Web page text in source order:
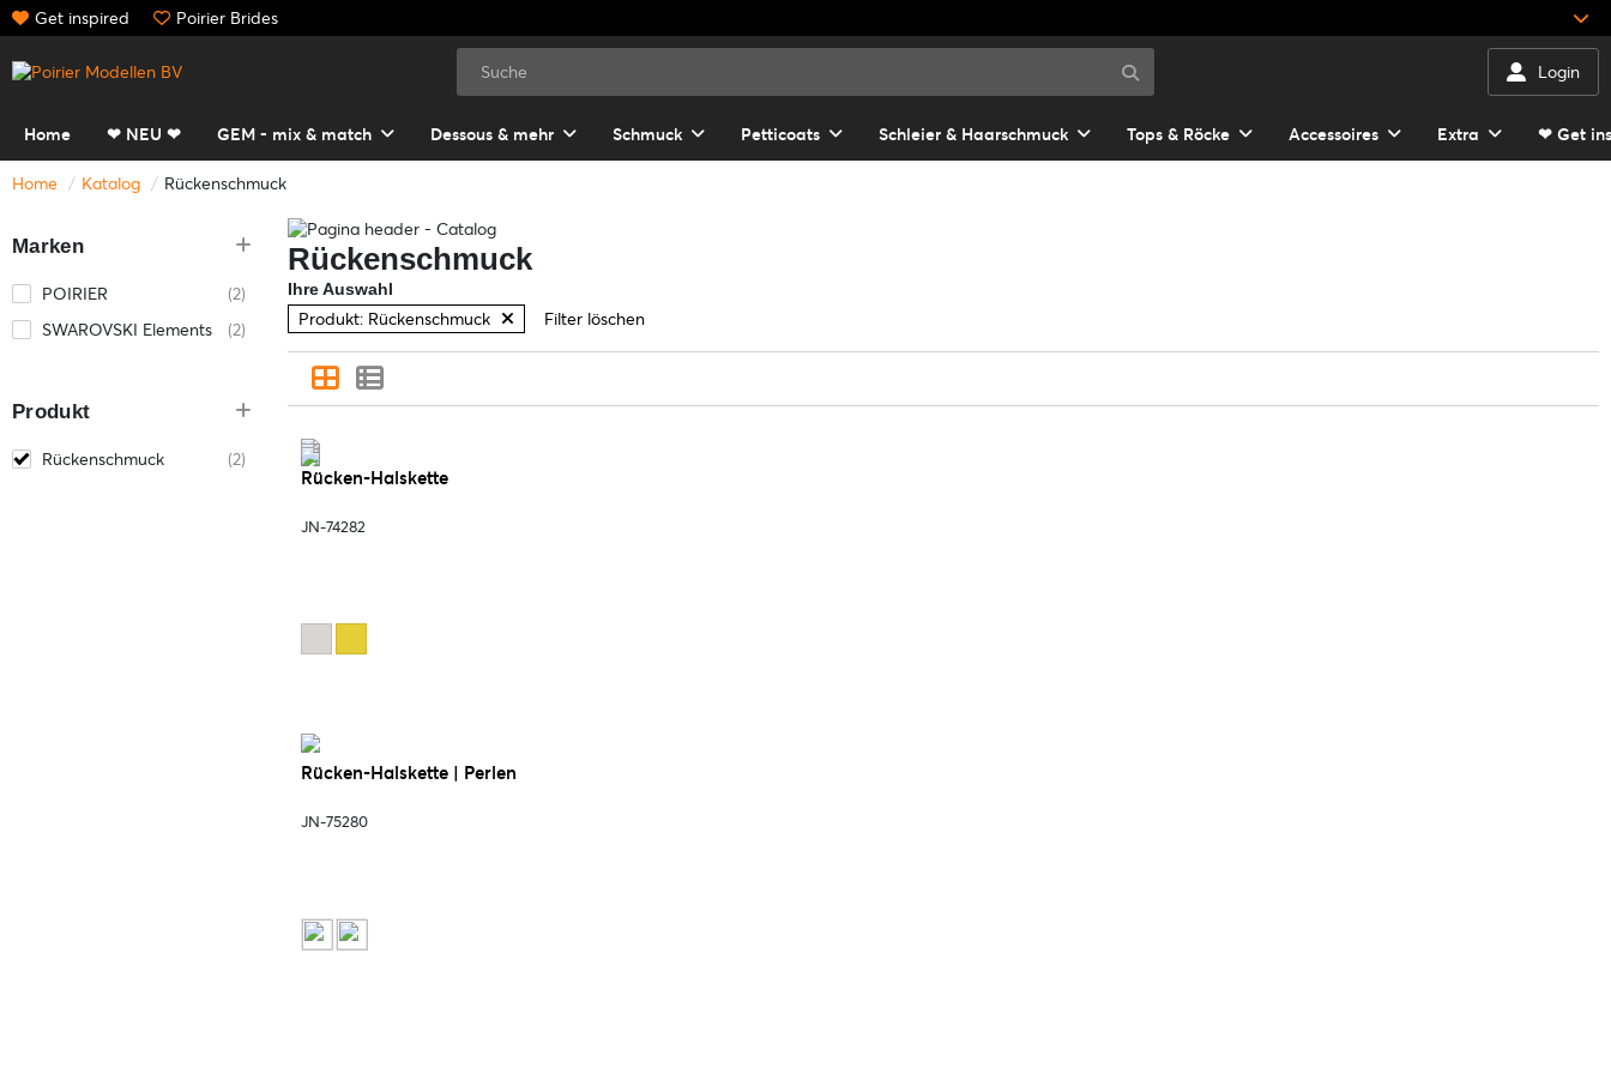
Get inspired Poirier Brides
Login
Home ❤ NEU ❤ GEM - mix & match Dessous & mehr Schmuck Petticoats Schleier & Haarschmuck Tops & Röcke Accessoires Extra ❤ Get
Home Katalog Rückenschmuck
Marken
POIRIER
(2)
SWAROVSKI Elements
(2)
Produkt
Rückenschmuck (2)
Rückenschmuck
Ihre Auswahl
Produkt: Rückenschmuck Filter löschen
Rücken-Halskette
JN-74282
Rücken-Halskette | Perlen
JN-75280